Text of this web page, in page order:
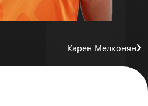
Карен Мелконян